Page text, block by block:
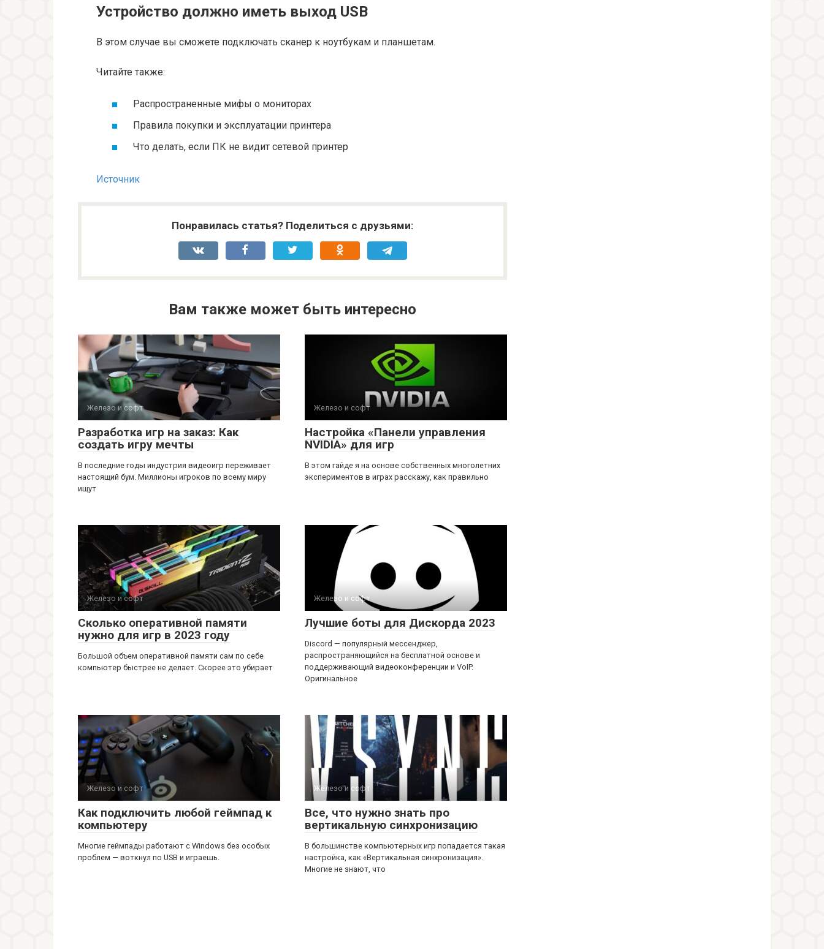
Устройство должно иметь выход USB
В этом случае вы сможете подключать сканер к ноутбукам и планшетам.
Читайте также:
Распространенные мифы о мониторах
Правила покупки и эксплуатации принтера
Что делать, если ПК не видит сетевой принтер
Источник
Понравилась статья? Поделиться с друзьями:
Вам также может быть интересно
Железо и софт
Разработка игр на заказ: Как
создать игру мечты
В последние годы индустрия видеоигр переживает
настоящий бум. Миллионы игроков по всему миру
ищут
Железо и софт
Настройка «Панели управления
NVIDIA» для игр
В этом гайде я на основе собственных многолетних
экспериментов в играх расскажу, как правильно
Железо и софт
Сколько оперативной памяти
нужно для игр в 2023 году
Большой объем оперативной памяти сам по себе
компьютер быстрее не делает. Скорее это убирает
Железо и софт
Лучшие боты для Дискорда 2023
Discord — популярный мессенджер,
распространяющийся на бесплатной основе и
поддерживающий видеоконференции и VoIP.
Оригинальное
Железо и софт
Как подключить любой геймпад к
компьютеру
Многие геймпады работают с Windows без особых
проблем — воткнул по USB и играешь.
Железо и софт
Все, что нужно знать про
вертикальную синхронизацию
В большинстве компьютерных игр попадается такая
настройка, как «Вертикальная синхронизация».
Многие не знают, что